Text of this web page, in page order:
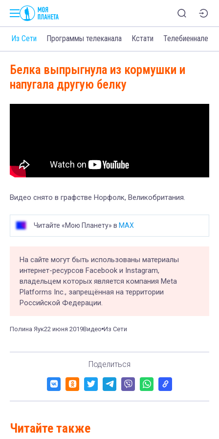
Из Сети Программы телеканала Кстати Телебиеннале
Белка выпрыгнула из кормушки и
напугала другую белку
Видео снято в графстве Норфолк, Великобритания.
Читайте «Мою Планету» в MAX
На сайте могут быть использованы материалы
интернет-ресурсов Facebook и Instagram,
владельцем которых является компания Meta
Platforms Inc., запрещённая на территории
Российской Федерации.
Полина Яук22 июня 2019Видео Из Сети
Поделиться
Читайте также